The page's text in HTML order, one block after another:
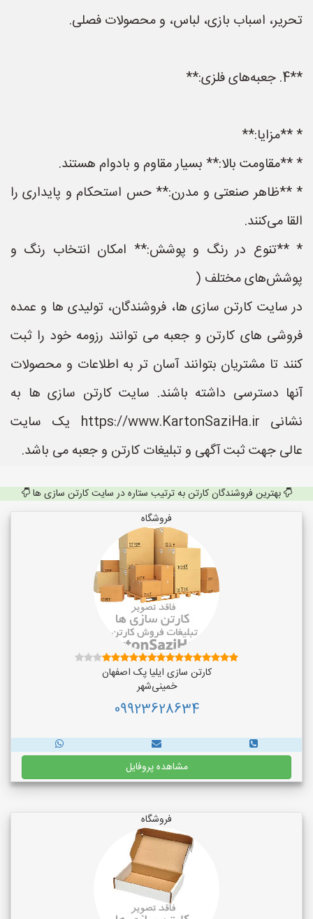
تحریر، اسباب بازی، لباس، و محصولات فصلی.
**4. جعبه‌های فلزی:**
* **مزایا:**
* **مقاومت بالا:** بسیار مقاوم و بادوام هستند.
* **ظاهر صنعتی و مدرن:** حس استحکام و پایداری را
القا می‌کنند.
* **تنوع در رنگ و پوشش:** امکان انتخاب رنگ و
پوشش‌های مختلف (
در سایت کارتن سازی ها، فروشندگان، تولیدی ها و عمده
فروشی های کارتن و جعبه می توانند رزومه خود را ثبت
کنند تا مشتریان بتوانند آسان تر به اطلاعات و محصولات
آنها دسترسی داشته باشند. سایت کارتن سازی ها به
نشانی https://www.KartonSaziHa.ir یک سایت
عالی جهت ثبت آگهی و تبلیغات کارتن و جعبه می باشد.
بهترین فروشندگان کارتن به ترتیب ستاره در سایت کارتن سازی ها
فروشگاه
کارتن سازی ایلیا پک اصفهان
خمینی‌شهر
09923628634
مشاهده پروفایل
فروشگاه